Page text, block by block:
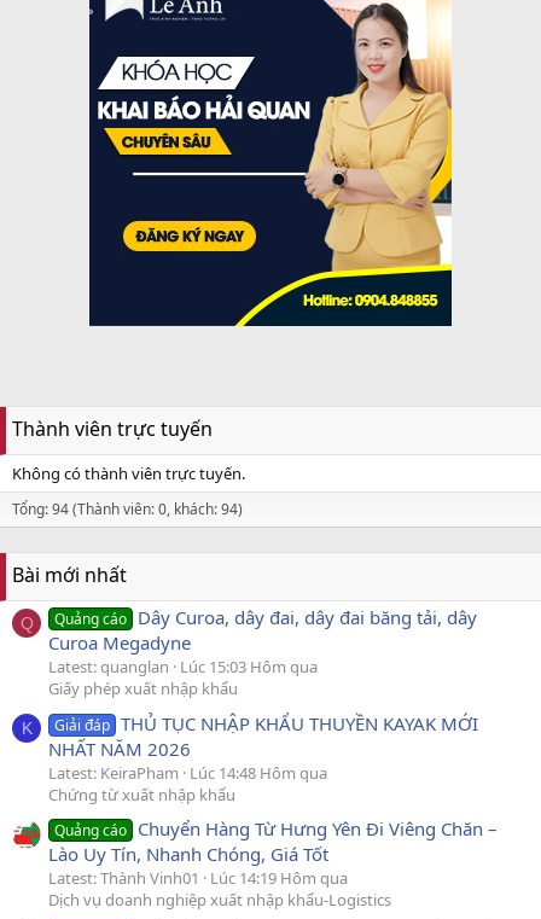
Thành viên trực tuyến
Không có thành viên trực tuyến.
Tổng: 94 (Thành viên: 0, khách: 94)
Bài mới nhất
Q Quảng cáo Dây Curoa, dây đai, dây đai băng tải, dây
Curoa Megadyne
Latest: quanglan
Lúc 15:03 Hôm qua
Giấy phép xuất nhập khẩu
K Giải đáp THỦ TỤC NHẬP KHẨU THUYỀN KAYAK MỚI
NHẤT NĂM 2026
Latest: KeiraPham
Lúc 14:48 Hôm qua
Chứng từ xuất nhập khẩu
Quảng cáo Chuyển Hàng Từ Hưng Yên Đi Viêng Chăn –
Lào Uy Tín, Nhanh Chóng, Giá Tốt
Latest: Thành Vinh01
Lúc 14:19 Hôm qua
Dịch vụ doanh nghiệp xuất nhập khẩu-Logistics